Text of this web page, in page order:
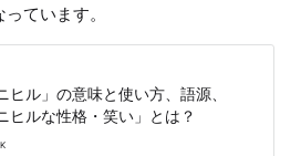
ています。
ヒル」の意味と使い方、語源、
ヒルな性格・笑い」とは？